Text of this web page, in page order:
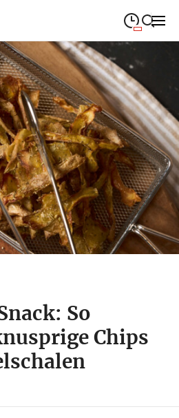
Suche schließen
09:00
09:00—19:00
09:00—19:00
09:00—19:00
09:00 —19:00
09:00—18:00
So
Chips